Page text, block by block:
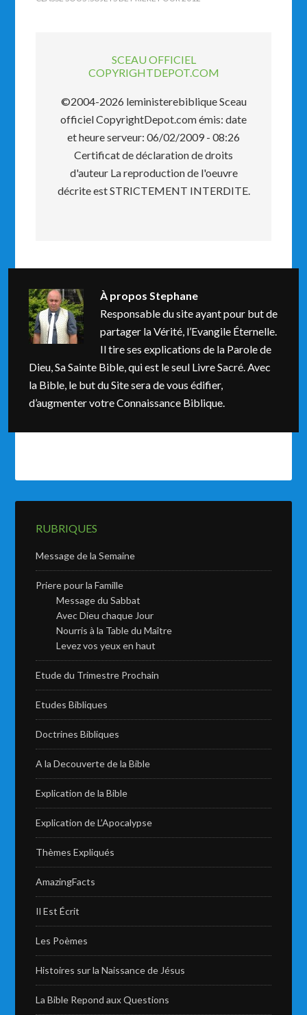
SCEAU OFFICIEL
COPYRIGHTDEPOT.COM
©2004-2026 leministerebiblique Sceau
officiel CopyrightDepot.com émis: date
et heure serveur: 06/02/2009 - 08:26
Certificat de déclaration de droits
d'auteur La reproduction de l'oeuvre
décrite est STRICTEMENT INTERDITE.
À proposStephane
Responsable du site ayant pour but de
partager la Vérité, l’Evangile Éternelle.
Il tire ses explications de la Parole de
Dieu, Sa Sainte Bible, qui est le seul Livre Sacré. Avec
la Bible, le but du Site sera de vous édifier,
d’augmenter votre Connaissance Biblique.
RUBRIQUES
Message de la Semaine
Priere pour la Famille
Message du Sabbat
Avec Dieu chaque Jour
Nourris à la Table du Maître
Levez vos yeux en haut
Etude du Trimestre Prochain
Etudes Bibliques
Doctrines Bibliques
A la Decouverte de la Bible
Explication de la Bible
Explication de L’Apocalypse
Thèmes Expliqués
AmazingFacts
Il Est Écrit
Les Poèmes
Histoires sur la Naissance de Jésus
La Bible Repond aux Questions